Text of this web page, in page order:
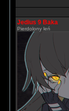
Jedius 9 Baka
Pierdolony leń